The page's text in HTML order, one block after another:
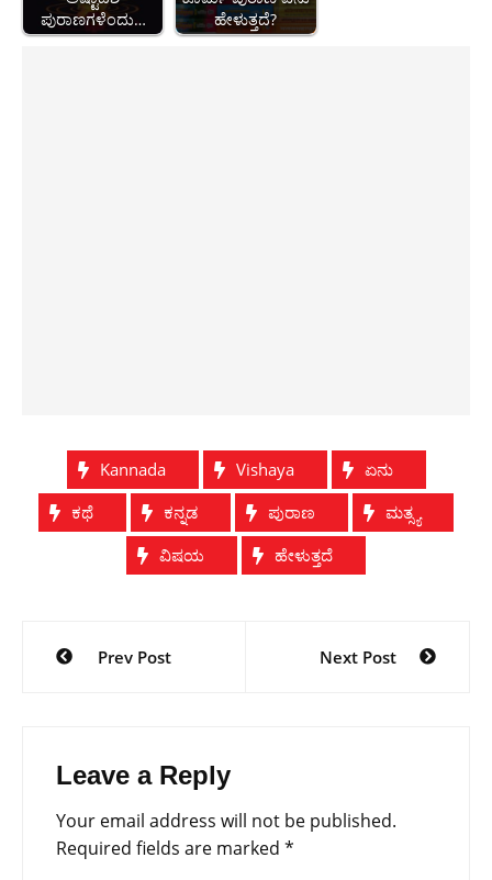
ಪುರಾಣಗಳೆಂದು…
ಹೇಳುತ್ತದೆ?
Kannada Vishaya
ಏನು
ಕಥೆ
ಕನ್ನಡ ಪುರಾಣ
ಮತ್ಸ್ಯ
ವಿಷಯ
ಹೇಳುತ್ತದೆ
Post
navigation
Prev Post Next Post
Leave a Reply
Your email address will not be published.
Required fields are marked *